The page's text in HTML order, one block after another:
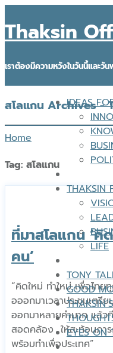
Thaksin
เราต้องมีความหวังในวันนี้และวั
IDEAS
THAKSIN
LIFE
TONY
GOOD
EYES ON
สโลแกน Archives -
Home
Tag: สโลแกน
ที่มาสโลแกน ‘คิ
คน’
“คิดใหม่ ทำใหม่ เพื่อไท
อออกมาเวลาประชุมเตรี
ออกมาหลายคำมาก แล้ว
สอดคล้อง ให้สะท้อนภา
พร้อมทำเพื่อประเทศ”